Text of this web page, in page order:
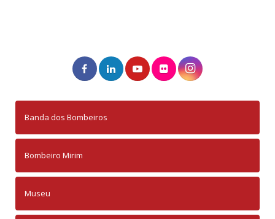
Banda dos Bombeiros
Bombeiro Mirim
Museu